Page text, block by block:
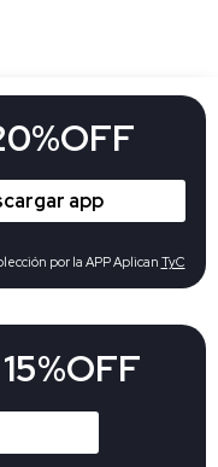
15%OFF
app
por la APP Aplican TyC